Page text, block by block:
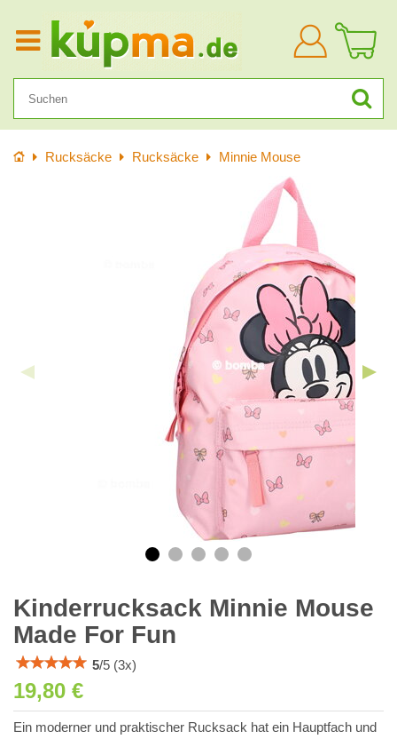
Anmelden
StartseiteRucksäcke Rucksäcke Minnie Mouse
Kinderrucksack Minnie Mouse
Made For Fun
5/5 (3x)
19,80 €
Ein moderner und praktischer Rucksack hat ein Hauptfach und